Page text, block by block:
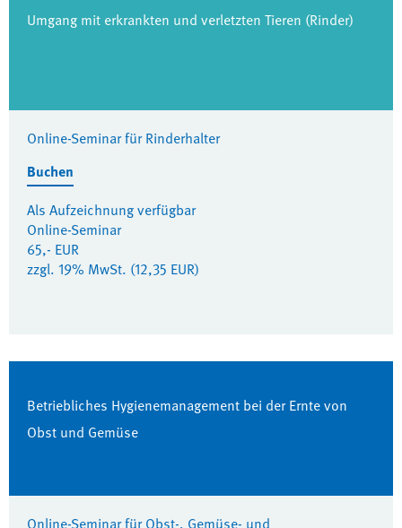
Umgang mit erkrankten und verletzten Tieren (Rinder)
Online-Seminar für Rinderhalter
Buchen
Als Aufzeichnung verfügbar
Online-Seminar
65,- EUR
zzgl. 19% MwSt. (12,35 EUR)
Betriebliches Hygienemanagement bei der Ernte von
Obst und Gemüse
Online-Seminar für Obst-, Gemüse- und